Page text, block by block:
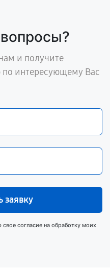
и получите
по интересующему Вас
заявку
согласие на обработку моих